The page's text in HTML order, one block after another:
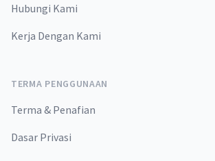
Hubungi Kami
Kerja Dengan Kami
TERMA PENGGUNAAN
Terma & Penafian
Dasar Privasi